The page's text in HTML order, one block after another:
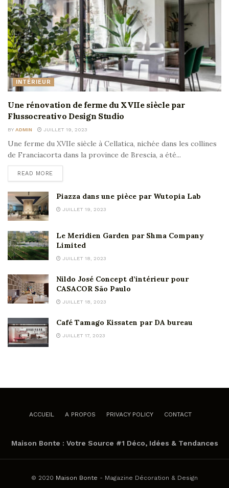
INTÉRIEUR
Une rénovation de ferme du XVIIe siècle par
Flussocreativo Design Studio
BY ADMIN JUILLET 19, 2023
Une ferme du XVIIe siècle à Cellatica, nichée dans les collines
de Franciacorta dans la province de Brescia, a été...
READ MORE
Piazza dans une pièce par Wutopia Lab
JUILLET 19, 2023
Le Meridien Garden par Shma Company
Limited
JUILLET 18, 2023
Nildo José Concept d’intérieur pour
CASACOR São Paulo
JUILLET 18, 2023
Café Tamago Kissaten par DA bureau
JUILLET 17, 2023
ACCUEIL A PROPOS PRIVACY POLICY CONTACT
Maison Bonte : Votre Source #1 Déco, Idées & Tendances
© 2020 Maison Bonte - Magazine Décoration & Design